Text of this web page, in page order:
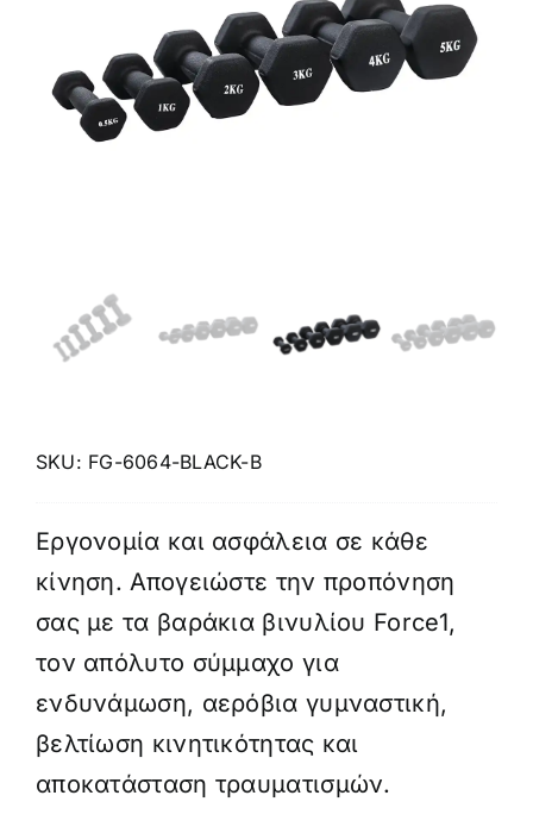
Πολεμικές Τέχνες
Yoga – Pilates – Massage
SKU: FG-6064-BLACK-B
Εργονομία και ασφάλεια σε κάθε
κίνηση. Απογειώστε την προπόνηση
σας με τα βαράκια βινυλίου Force1,
τον απόλυτο σύμμαχο για
ενδυνάμωση, αερόβια γυμναστική,
βελτίωση κινητικότητας και
αποκατάσταση τραυματισμών.